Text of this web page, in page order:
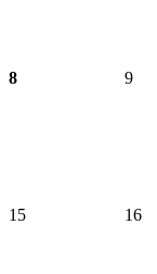
8 9
15 16